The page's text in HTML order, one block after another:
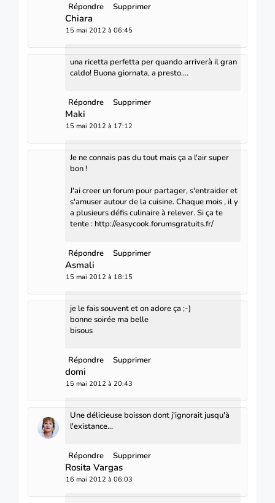
Répondre Supprimer
Chiara
15 mai 2012 à 06:45
una ricetta perfetta per quando arriverà il gran
caldo! Buona giornata, a presto....
Répondre Supprimer
Maki
15 mai 2012 à 17:12
Je ne connais pas du tout mais ça a l'air super
bon !
J'ai creer un forum pour partager, s'entraider et
s'amuser autour de la cuisine. Chaque mois , il y
a plusieurs défis culinaire à relever. Si ça te
tente : http://easycook.forumsgratuits.fr/
Répondre Supprimer
Asmali
15 mai 2012 à 18:15
je le fais souvent et on adore ça ;-)
bonne soirée ma belle
bisous
Répondre Supprimer
domi
15 mai 2012 à 20:43
Une délicieuse boisson dont j'ignorait jusqu'à
l'existance...
Répondre Supprimer
Rosita Vargas
16 mai 2012 à 06:03